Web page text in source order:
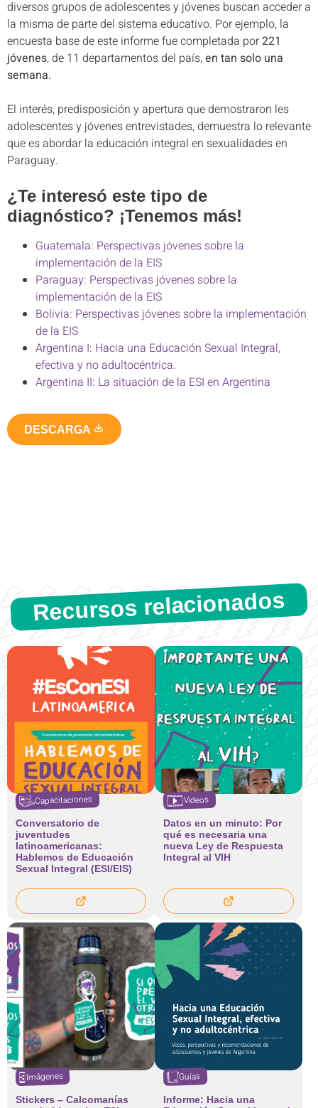
diversos grupos de adolescentes y jóvenes buscan acceder a
la misma de parte del sistema educativo. Por ejemplo, la
encuesta base de este informe fue completada por221
jóvenes, de 11 departamentos del país,en tan solo una
semana.
El interés, predisposición y apertura que demostraron les
adolescentes y jóvenes entrevistades, demuestra lo relevante
que es abordar la educación integral en sexualidades en
Paraguay.
¿Te interesó este tipo de
diagnóstico? ¡Tenemos más!
Guatemala: Perspectivas jóvenes sobre la
implementación de la EIS
Paraguay: Perspectivas jóvenes sobre la
implementación de la EIS
Bolivia: Perspectivas jóvenes sobre la implementación
de la EIS
Argentina I: Hacia una Educación Sexual Integral,
efectiva y no adultocéntrica.
Argentina II: La situación de la ESI en Argentina
DESCARGA
Recursos relacionados
Capacitaciones
Conversatorio de
juventudes
latinoamericanas:
Hablemos de Educación
Sexual Integral (ESI/EIS)
Videos
Datos en un minuto: Por
qué es necesaria una
nueva Ley de Respuesta
Integral al VIH
Imágenes
Stickers – Calcomanías
Guías
Informe: Hacia una